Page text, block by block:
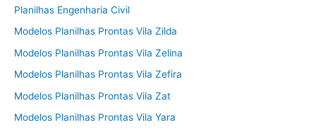
Planilhas Engenharia Civil
Modelos Planilhas Prontas Vila Zilda
Modelos Planilhas Prontas Vila Zelina
Modelos Planilhas Prontas Vila Zefira
Modelos Planilhas Prontas Vila Zat
Modelos Planilhas Prontas Vila Yara